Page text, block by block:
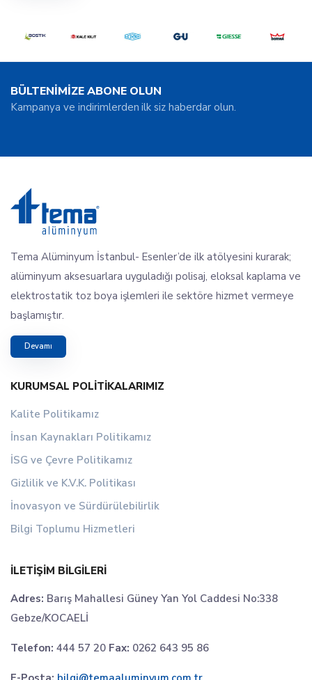
BÜLTENİMİZE ABONE OLUN
Kampanya ve indirimlerden ilk siz haberdar olun.
Tema Alüminyum İstanbul- Esenler’de ilk atölyesini kurarak;
alüminyum aksesuarlara uyguladığı polisaj, eloksal kaplama ve
elektrostatik toz boya işlemleri ile sektöre hizmet vermeye
başlamıştır.
Devamı
KURUMSAL POLITIKALARIMIZ
Kalite Politikamız
İnsan Kaynakları Politikamız
İSG ve Çevre Politikamız
Gizlilik ve K.V.K. Politikası
İnovasyon ve Sürdürülebilirlik
Bilgi Toplumu Hizmetleri
İLETIŞIM BILGILERI
Adres: Barış Mahallesi Güney Yan Yol Caddesi No:338
Gebze/KOCAELİ
Telefon: 444 57 20 Fax: 0262 643 95 86